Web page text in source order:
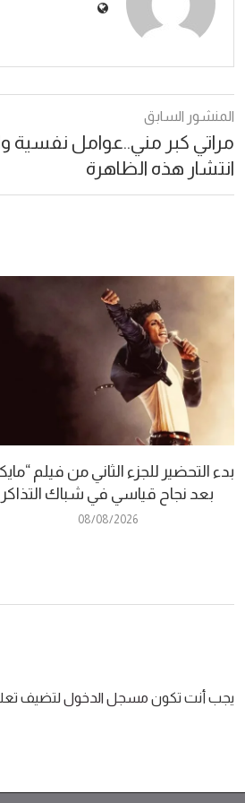
المنشور السابق
مراتي كبر مني..عوامل نفسية
انتشار هذه الظاهرة
بدء التحضير للجزء الثاني من فيلم
بعد نجاح قياسي في شباك التذاكر
08/08/2026
يجب أنت تكون مسجل الدخول لتضيف